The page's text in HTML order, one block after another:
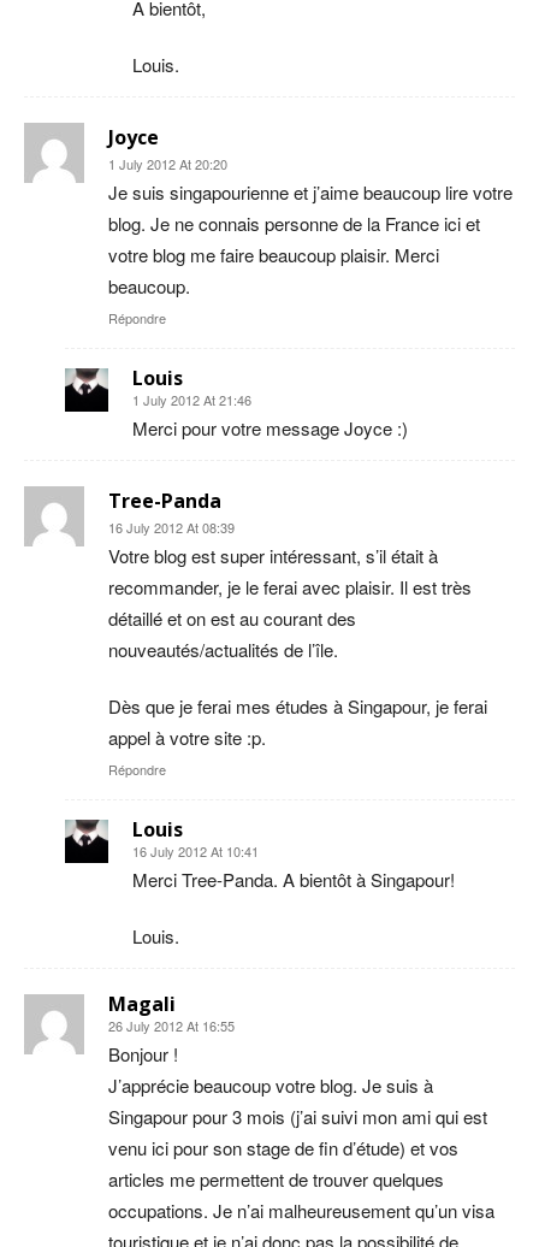
A bientôt,
Louis.
Joyce
1 July 2012 At 20:20
Je suis singapourienne et j’aime beaucoup lire votre
blog. Je ne connais personne de la France ici et
votre blog me faire beaucoup plaisir. Merci
beaucoup.
Répondre
Louis
1 July 2012 At 21:46
Merci pour votre message Joyce :)
Tree-Panda
16 July 2012 At 08:39
Votre blog est super intéressant, s’il était à
recommander, je le ferai avec plaisir. Il est très
détaillé et on est au courant des
nouveautés/actualités de l’île.
Dès que je ferai mes études à Singapour, je ferai
appel à votre site :p.
Répondre
Louis
16 July 2012 At 10:41
Merci Tree-Panda. A bientôt à Singapour!
Louis.
Magali
26 July 2012 At 16:55
Bonjour !
J’apprécie beaucoup votre blog. Je suis à
Singapour pour 3 mois (j’ai suivi mon ami qui est
venu ici pour son stage de fin d’étude) et vos
articles me permettent de trouver quelques
occupations. Je n’ai malheureusement qu’un visa
touristique et je n’ai donc pas la possibilité de